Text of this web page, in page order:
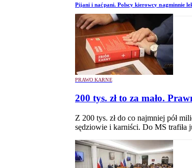
Pijani i naćpani. Polscy kierowcy nagminnie
PRAWO KARNE
200 tys. zł to za mało.
Z 200 tys. zł do co najmniej pół
sędziowie i karniści. Do MS